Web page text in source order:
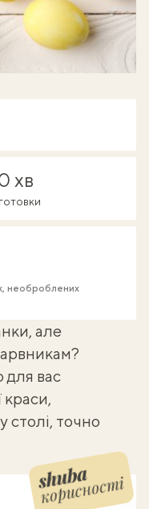
хв
необроблених
, але
вас
краси,
столі, точно
корисності